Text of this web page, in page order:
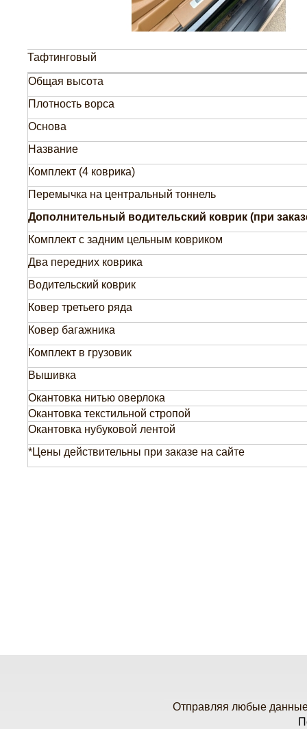
Тафтинговый
Общая высота
Плотность ворса
Основа
Название
Комплект (4 коврика)
Перемычка на центральный тоннель
Дополнительный водительский коврик (при
Комплект с задним цельным ковриком
Два передних коврика
Водительский коврик
Ковер третьего ряда
Ковер багажника
Комплект в грузовик
Вышивка
Окантовка нитью оверлока
Окантовка текстильной стропой
Окантовка нубуковой лентой
*Цены действительны при заказе на сайте
Отправляя любые